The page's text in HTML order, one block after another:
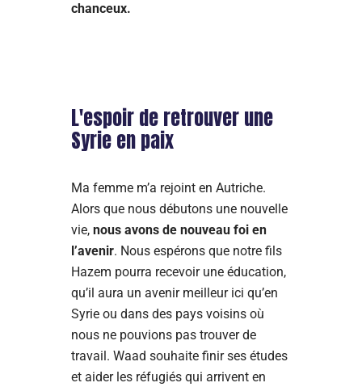
chanceux.
L'espoir de retrouver une
Syrie en paix
Ma femme m’a rejoint en Autriche.
Alors que nous débutons une nouvelle
vie, nous avons de nouveau foi en
l’avenir. Nous espérons que notre fils
Hazem pourra recevoir une éducation,
qu’il aura un avenir meilleur ici qu’en
Syrie ou dans des pays voisins où
nous ne pouvions pas trouver de
travail. Waad souhaite finir ses études
et aider les réfugiés qui arrivent en